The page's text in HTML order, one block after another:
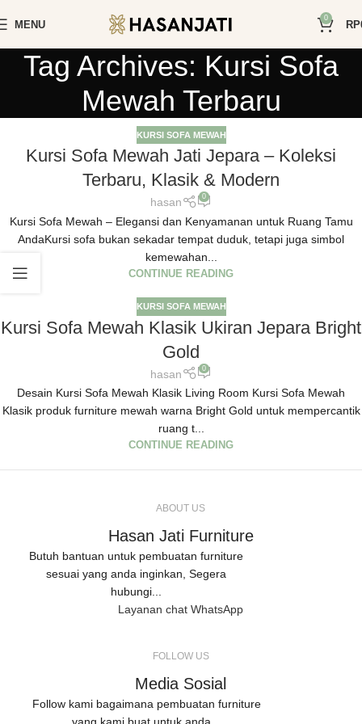
MENU
0
RP
Tag Archives: Kursi Sofa
Mewah Terbaru
KURSI SOFA MEWAH
Kursi Sofa Mewah Jati Jepara – Koleksi
Terbaru, Klasik & Modern
hasan 0
Kursi Sofa Mewah – Elegansi dan Kenyamanan untuk Ruang Tamu
AndaKursi sofa bukan sekadar tempat duduk, tetapi juga simbol
kemewahan...
CONTINUE READING
KURSI SOFA MEWAH
Kursi Sofa Mewah Klasik Ukiran Jepara Bright
Gold
hasan 0
Desain Kursi Sofa Mewah Klasik Living Room Kursi Sofa Mewah
Klasik produk furniture mewah warna Bright Gold untuk mempercantik
ruang t...
CONTINUE READING
ABOUT US
Hasan Jati Furniture
Butuh bantuan untuk pembuatan furniture
sesuai yang anda inginkan, Segera
hubungi...
Layanan chat WhatsApp
FOLLOW US
Media Sosial
Follow kami bagaimana pembuatan furniture